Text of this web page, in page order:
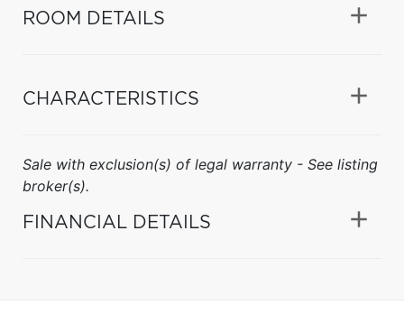
ROOM DETAILS
CHARACTERISTICS
Sale with exclusion(s) of legal warranty - See listing
broker(s).
FINANCIAL DETAILS